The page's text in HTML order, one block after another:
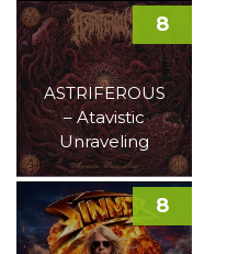
ASTRIFEROUS
– Atavistic
Unraveling
8
8